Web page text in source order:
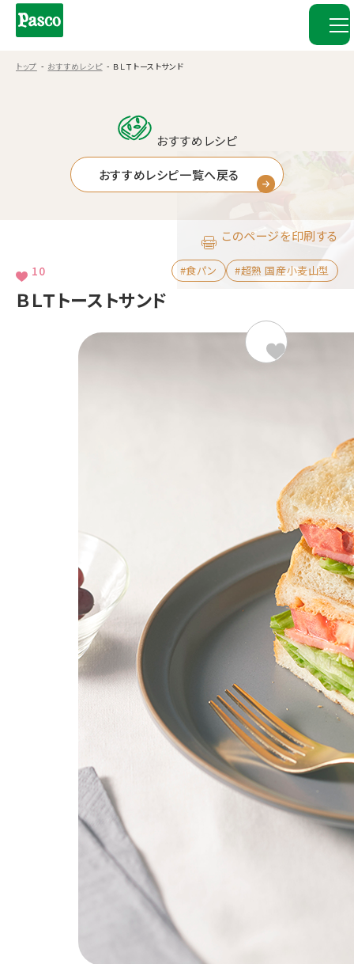
トップ おすすめレシピ ＢＬＴトーストサンド
おすすめレシピ
おすすめレシピ一覧へ戻る
ＢＬＴトーストサンド
10 #食パン #超熟 国産小麦山型
このページを印刷する